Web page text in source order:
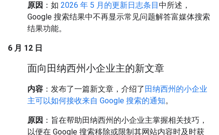
原因 ：如 2026 年 5 月的更新日志条目中所述，
Google 搜索结果中不再显示常见问题解答富媒体搜索
结果功能。
6 月 12 日
面向田纳西州小企业主的新文章
内容 ：发布了一篇新文章，介绍了田纳西州的小企业
主可以如何接收来自 Google 搜索的通知。
原因 ：旨在帮助田纳西州的小企业主掌握相关技巧，
以便在 Google 搜索移除或限制其网站内容时及时获